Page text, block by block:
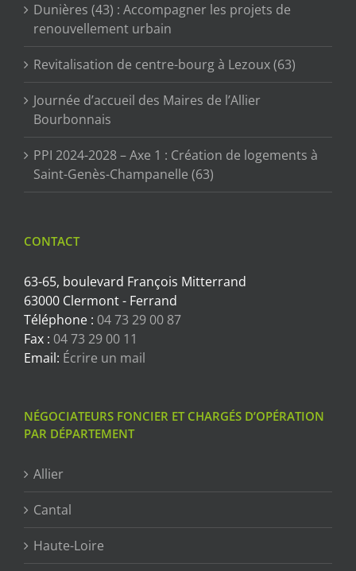
Dunières (43) : Accompagner les projets de
renouvellement urbain
Revitalisation de centre-bourg à Lezoux (63)
Journée d’accueil des Maires de l’Allier
Bourbonnais
PPI 2024-2028 – Axe 1 : Création de logements à
Saint-Genès-Champanelle (63)
CONTACT
63-65, boulevard François Mitterrand
63000 Clermont - Ferrand
Téléphone : 04 73 29 00 87
Fax : 04 73 29 00 11
Email: Écrire un mail
NÉGOCIATEURS FONCIER ET CHARGÉS D’OPÉRATION
PAR DÉPARTEMENT
Allier
Cantal
Haute-Loire